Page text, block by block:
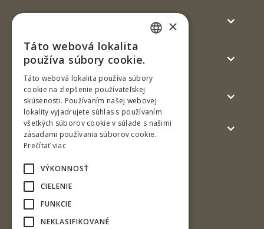
Študenti a štúdium
Absolventi
Verejnosť a médiá
×
Táto webová lokalita
používa súbory cookie.
Táto webová lokalita používa súbory
cookie na zlepšenie používateľskej
skúsenosti. Používaním našej webovej
lokality vyjadrujete súhlas s používaním
všetkých súborov cookie v súlade s našimi
zásadami používania súborov cookie.
Prečítať viac
VÝKONNOSŤ
CIELENIE
FUNKCIE
NEKLASIFIKOVANÉ